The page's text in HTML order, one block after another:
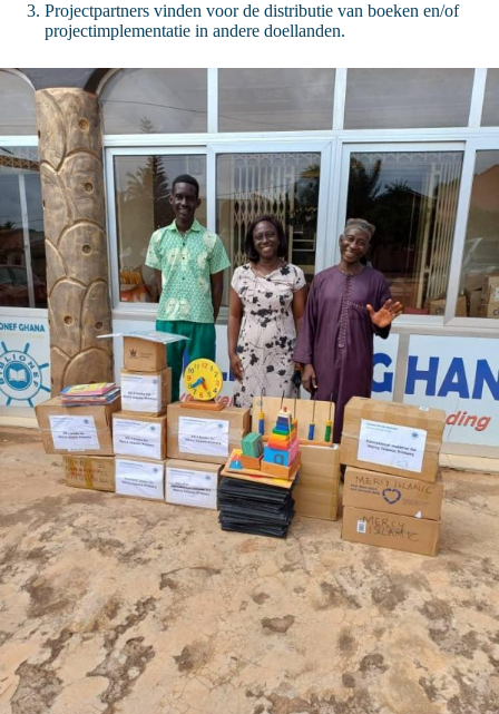
Projectpartners vinden voor de distributie van boeken en/of
projectimplementatie in andere doellanden.